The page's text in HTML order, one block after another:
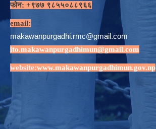
फोन: +९७७ ९८५५०८८९६६
email:
makawanpurgadhi.rmc@gmail.com
ito.makawanpurgadhimun@gmail.com
website:www.makawanpurgadhimun.gov.np